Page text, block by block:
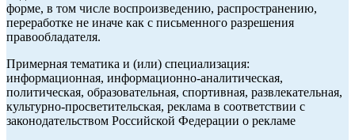
форме, в том числе воспроизведению, распространению,
переработке не иначе как с письменного разрешения
правообладателя.
Примерная тематика и (или) специализация:
информационная, информационно-аналитическая,
политическая, образовательная, спортивная, развлекательная,
культурно-просветительская, реклама в соответствии с
законодательством Российской Федерации о рекламе